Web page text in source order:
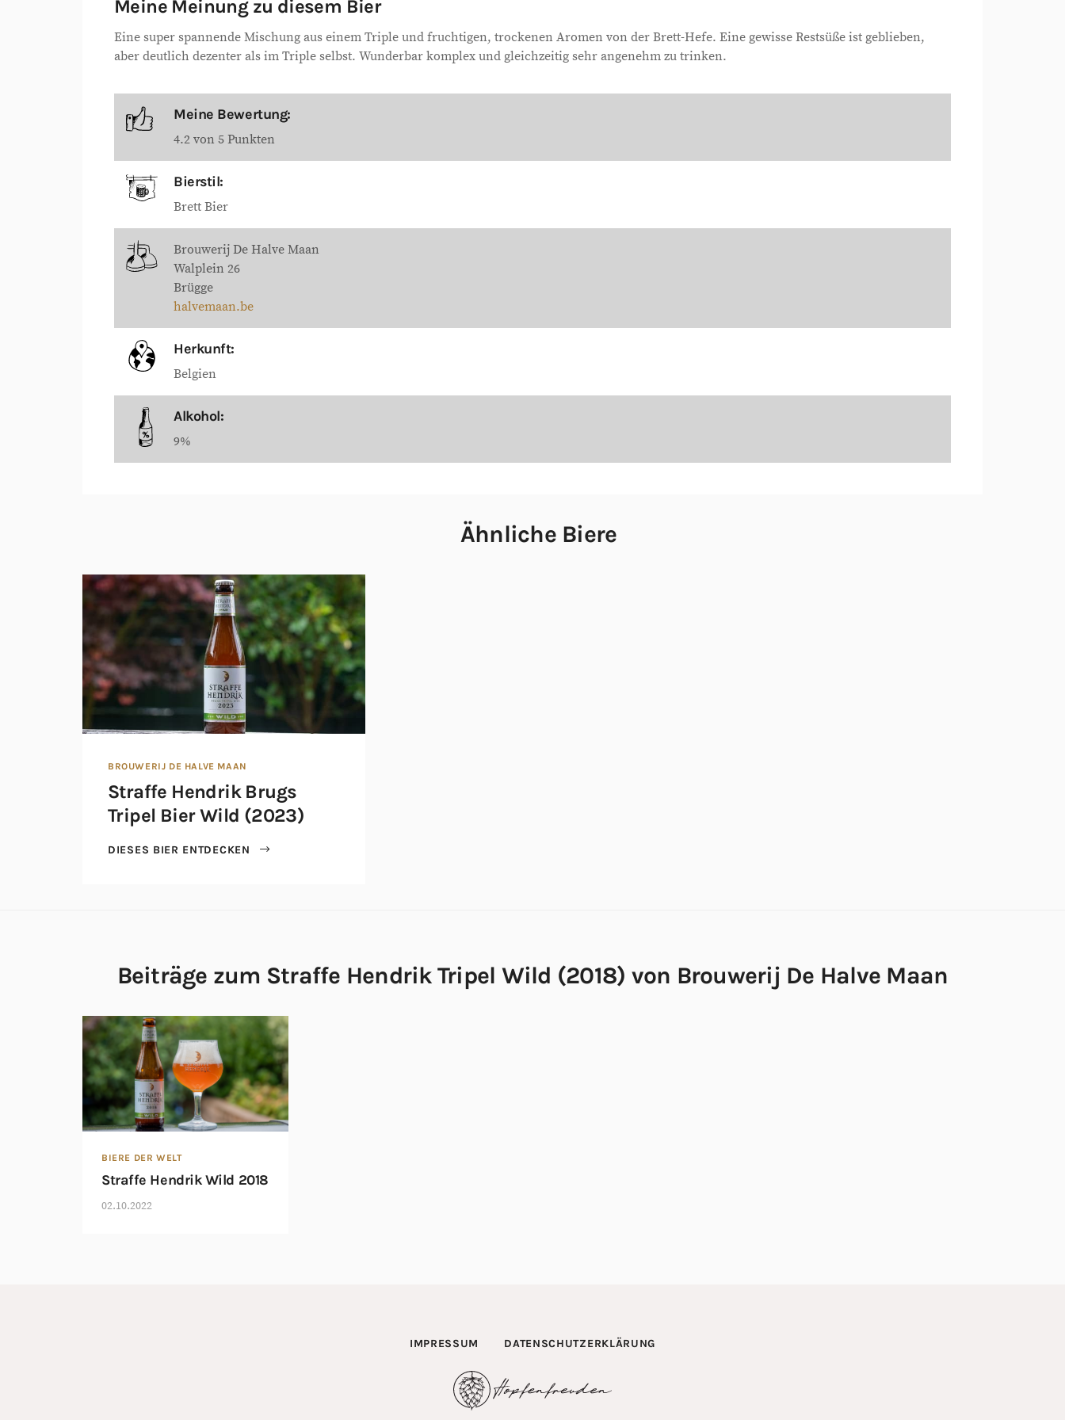
Meine Meinung zu diesem Bier
Eine super spannende Mischung aus einem Triple und fruchtigen, trockenen Aromen von der Brett-Hefe. Eine gewisse Restsüße ist geblieben,
aber deutlich dezenter als im Triple selbst. Wunderbar komplex und gleichzeitig sehr angenehm zu trinken.
Meine Bewertung:
4.2 von 5 Punkten
Bierstil:
Brett Bier
Brouwerij De Halve Maan
Walplein 26
Brügge
halvemaan.be
Herkunft:
Belgien
Alkohol:
9%
Ähnliche Biere
BROUWERIJ DE HALVE MAAN
Straffe Hendrik Brugs
Tripel Bier Wild (2023)
DIESES BIER ENTDECKEN
Beiträge zum Straffe Hendrik Tripel Wild (2018) von Brouwerij De Halve Maan
BIERE DER WELT
Straffe Hendrik Wild 2018
02.10.2022
IMPRESSUM DATENSCHUTZERKLÄRUNG